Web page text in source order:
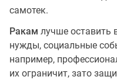
самотек.
Ракам лучше оставить
нужды, социальные
например,
их ограничит, зато